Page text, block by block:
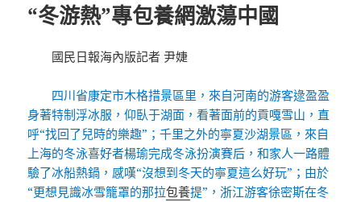
“冬游熱”專包養網激蕩中國
國民日報海內版記者 尹婕
四川省康定市木格措景區里，來自河南的游客逯盈盈
身著特制浮冰服，仰臥于湖面，看著面前的貢嘎雪山，直
呼“找回了兒時的樂趣”；千里之外的寧夏沙湖景區，來自
上海的冬泳喜好者楊瑜完成冬泳扮演賽后，和家人一路體
驗了冰船熱鍋，感嘆“沒想到冬天的寧夏這么好玩”；由於
“更想見識冰雪籠罩的那拉包養提”，浙江游客徐密斯在冬